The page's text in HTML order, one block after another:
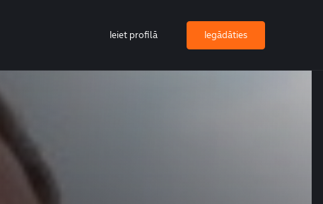
Ieiet profilā Iegādāties